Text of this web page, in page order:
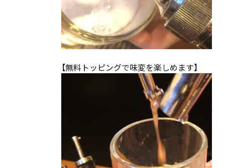
【無料トッピングで味変を楽しめます】